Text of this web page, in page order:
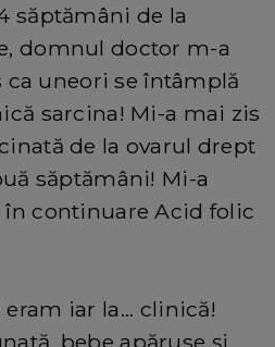
săptămâni de la
domnul doctor m-a
uneori se întâmplă
sarcina! Mi-a mai zis
de la ovarul drept
săptămâni! Mi-a
continuare Acid folic
iar la... clinică!
bebe apăruse și